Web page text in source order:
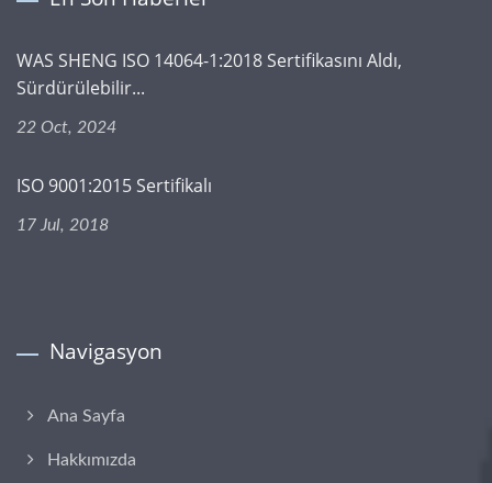
WAS SHENG ISO 14064-1:2018 Sertifikasını Aldı,
Sürdürülebilir...
22 Oct, 2024
ISO 9001:2015 Sertifikalı
17 Jul, 2018
Navigasyon
Ana Sayfa
Hakkımızda